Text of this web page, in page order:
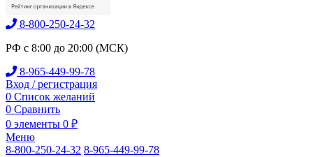
8-800-250-24-32
РФ с 8:00 до 20:00 (МСК)
8-965-449-99-78
Вход / регистрация
0 Список желаний
0 Сравнить
0 элементы 0 ₽
Меню
8-800-250-24-32 8-965-449-99-78